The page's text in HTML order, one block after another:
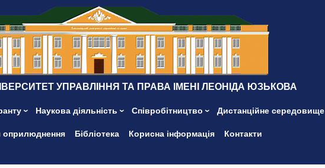
УПРАВЛІННЯ ТА ПРАВА ІМЕНІ ЛЕОНІДА ЮЗЬКОВА
Наукова діяльність Співробітництво Дистанційне середовище
оприлюднення
Бібліотека Корисна інформація Контакти